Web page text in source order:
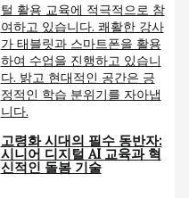
고령화 시대의 필수 동반자:
시니어 디지털 AI 교육과 혁
신적인 돌봄 기술